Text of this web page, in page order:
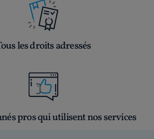
les droits adressés
pros qui utilisent nos services